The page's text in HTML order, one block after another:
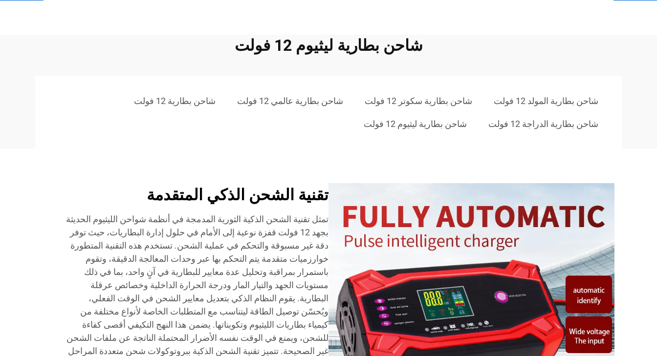
شاحن بطارية ليثيوم 12 فولت
شاحن بطارية المولد 12 فولت شاحن بطارية سكوتر 12 فولت شاحن بطارية عالمي 12 فولت شاحن بطارية 12 فولت
شاحن بطارية الدراجة 12 فولت شاحن بطارية ليثيوم 12 فولت
تقنية الشحن الذكي المتقدمة
تمثل تقنية الشحن الذكية الثورية المدمجة في أنظمة شواحن الليثيوم الحديثة
بجهد 12 فولت قفزة نوعية إلى الأمام في حلول إدارة البطاريات، حيث توفر
دقة غير مسبوقة والتحكم في عملية الشحن. تستخدم هذه التقنية المتطورة
خوارزميات متقدمة يتم التحكم بها عبر وحدات المعالجة الدقيقة، وتقوم
باستمرار بمراقبة وتحليل عدة معايير للبطارية في آنٍ واحد، بما في ذلك
مستويات الجهد والتيار المار ودرجة الحرارة الداخلية وخصائص عرقلة
البطارية. يقوم النظام الذكي بتعديل معايير الشحن في الوقت الفعلي،
ويُحسّن توصيل الطاقة ليتناسب مع المتطلبات الخاصة لأنواع مختلفة من
كيمياء بطاريات الليثيوم وتكويناتها. يضمن هذا النهج التكيفي أقصى كفاءة
للشحن، ويمنع في الوقت نفسه الأضرار المحتملة الناتجة عن ملفات الشحن
غير الصحيحة. تتميز تقنية الشحن الذكية ببروتوكولات شحن متعددة المراحل